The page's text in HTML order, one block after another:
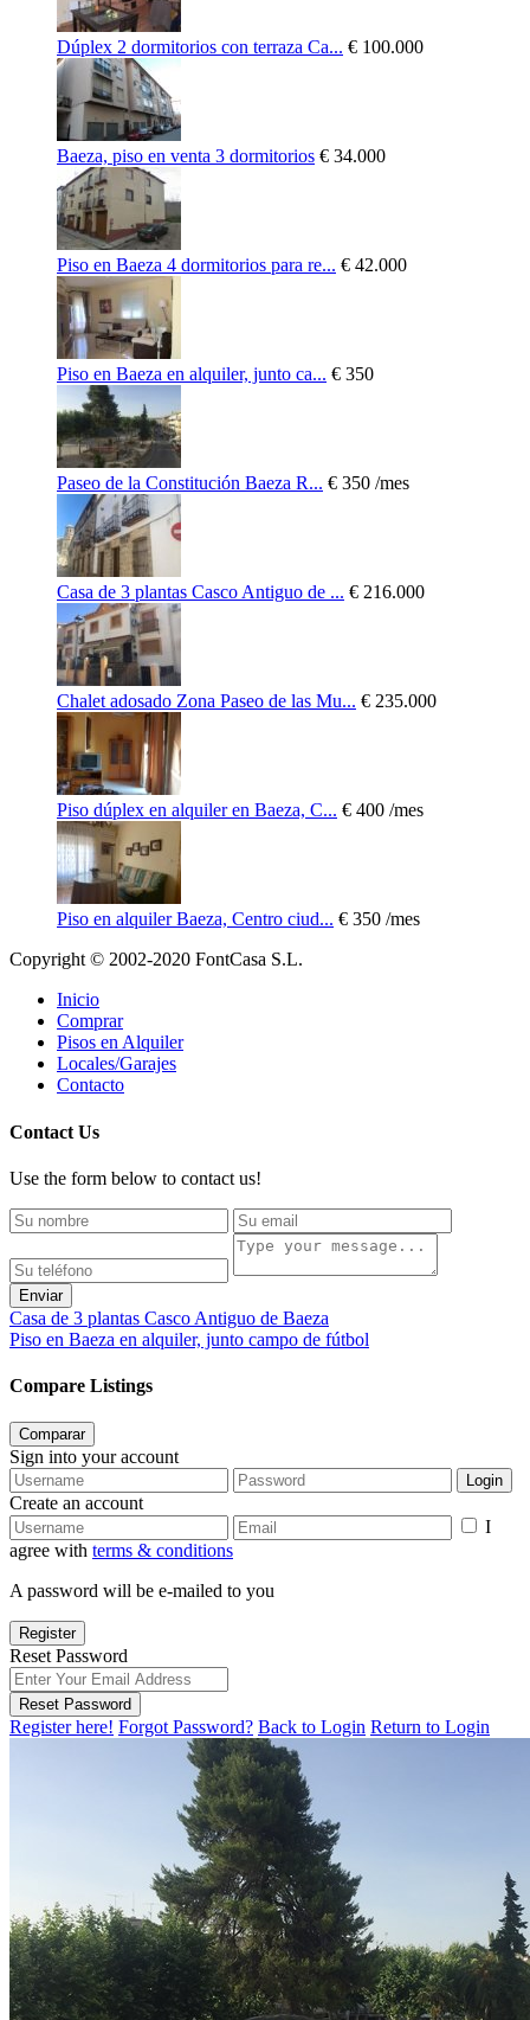
Dúplex 2 dormitorios con terraza Ca... € 100.000
Baeza, piso en venta 3 dormitorios € 34.000
Piso en Baeza 4 dormitorios para re... € 42.000
Piso en Baeza en alquiler, junto ca... € 350
Paseo de la Constitución Baeza R... € 350 /mes
Casa de 3 plantas Casco Antiguo de ... € 216.000
Chalet adosado Zona Paseo de las Mu... € 235.000
Piso dúplex en alquiler en Baeza, C... € 400 /mes
Piso en alquiler Baeza, Centro ciud... € 350 /mes
Copyright © 2002-2020 FontCasa S.L.
Inicio
Comprar
Pisos en Alquiler
Locales/Garajes
Contacto
Contact Us
Use the form below to contact us!
Enviar
Casa de 3 plantas Casco Antiguo de Baeza
Piso en Baeza en alquiler, junto campo de fútbol
Compare Listings
Comparar
Sign into your account
Login
Create an account
I
agree with terms & conditions
A password will be e-mailed to you
Register
Reset Password
Reset Password
Register here! Forgot Password? Back to Login Return to Login